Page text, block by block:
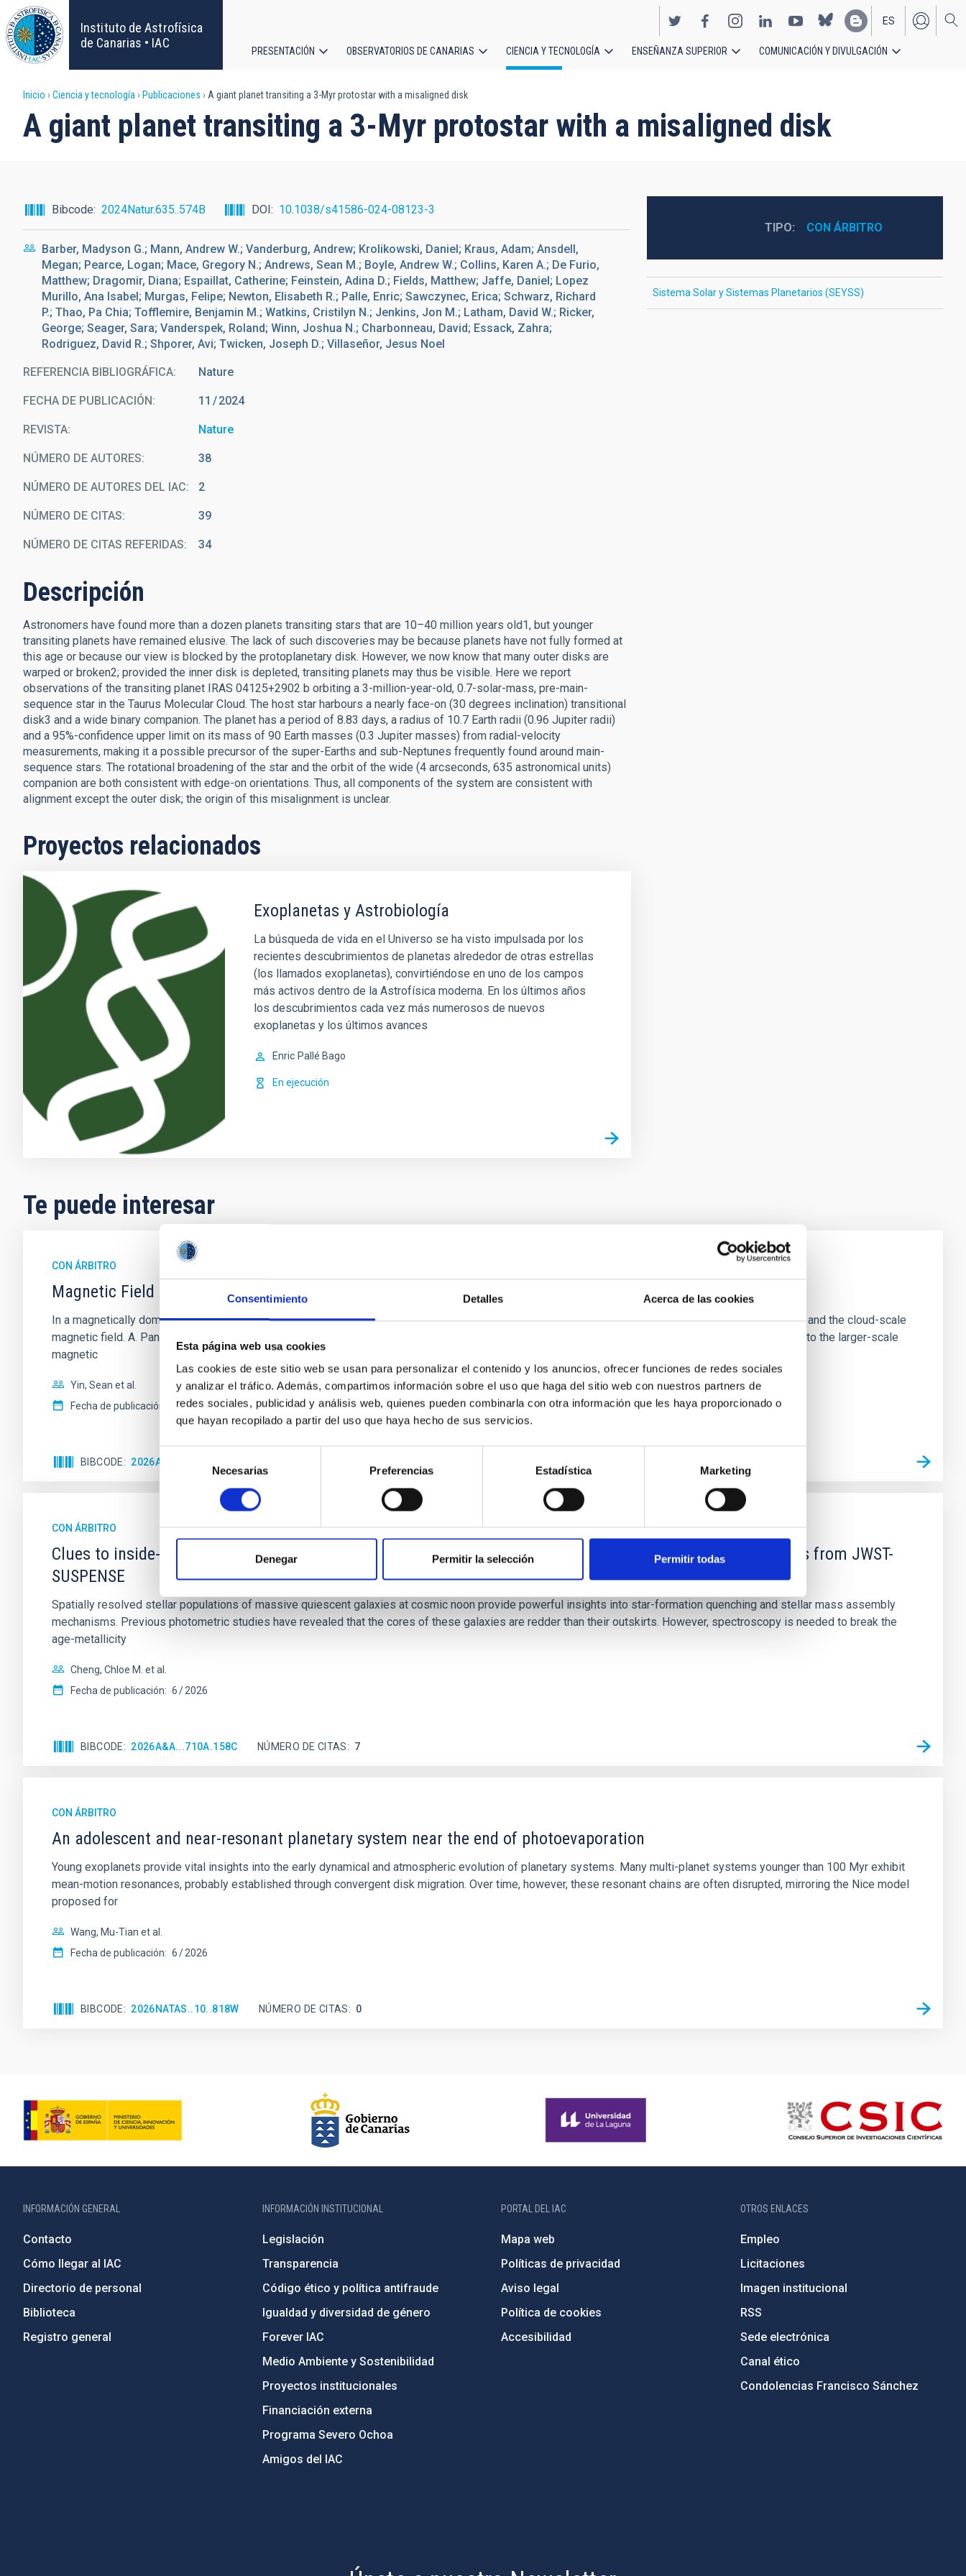
Consentimiento Detalles Acerca de las cookies
Esta página web usa cookies
Las cookies de este sitio web se usan para personalizar el contenido y los anuncios, ofrecer funciones de redes sociales
y analizar el tráfico. Además, compartimos información sobre el uso que haga del sitio web con nuestros partners de
redes sociales, publicidad y análisis web, quienes pueden combinarla con otra información que les haya proporcionado o
que hayan recopilado a partir del uso que haya hecho de sus servicios.
consentimiento
Necesarias Preferencias Estadística Marketing
Denegar Permitir la selección Permitir todas
Pasar
al
contenido
principal
Instituto de Astrofísica
de Canarias • IAC
EN
ES
principal
PRESENTACIÓN OBSERVATORIOS DE CANARIAS CIENCIA Y TECNOLOGÍA ENSEÑANZA SUPERIOR COMUNICACIÓN Y DIVULGACIÓN
Sobrescribir
enlaces
ayuda
a
navegación
Inicio Ciencia y tecnología Publicaciones A giant planet transiting a 3-Myr protostar with a misaligned disk
A giant planet transiting a 3-Myr protostar with a misaligned disk
Bibcode 2024Natur.635..574B DOI 10.1038/s41586-024-08123-3
Barber, Madyson G.; Mann, Andrew W.; Vanderburg, Andrew; Krolikowski, Daniel; Kraus, Adam; Ansdell,
Megan; Pearce, Logan; Mace, Gregory N.; Andrews, Sean M.; Boyle, Andrew W.; Collins, Karen A.; De Furio,
Matthew; Dragomir, Diana; Espaillat, Catherine; Feinstein, Adina D.; Fields, Matthew; Jaffe, Daniel; Lopez
Murillo, Ana Isabel; Murgas, Felipe; Newton, Elisabeth R.; Palle, Enric; Sawczynec, Erica; Schwarz, Richard
P.; Thao, Pa Chia; Tofflemire, Benjamin M.; Watkins, Cristilyn N.; Jenkins, Jon M.; Latham, David W.; Ricker,
George; Seager, Sara; Vanderspek, Roland; Winn, Joshua N.; Charbonneau, David; Essack, Zahra;
Rodriguez, David R.; Shporer, Avi; Twicken, Joseph D.; Villaseñor, Jesus Noel
REFERENCIA BIBLIOGRÁFICA Nature
FECHA DE PUBLICACIÓN: 11 2024
REVISTA Nature
NÚMERO DE AUTORES 38
NÚMERO DE AUTORES DEL IAC 2
NÚMERO DE CITAS 39
NÚMERO DE CITAS REFERIDAS 34
Descripción
Astronomers have found more than a dozen planets transiting stars that are 10–40 million years old1, but younger
transiting planets have remained elusive. The lack of such discoveries may be because planets have not fully formed at
this age or because our view is blocked by the protoplanetary disk. However, we now know that many outer disks are
warped or broken2; provided the inner disk is depleted, transiting planets may thus be visible. Here we report
observations of the transiting planet IRAS 04125+2902 b orbiting a 3-million-year-old, 0.7-solar-mass, pre-main-
sequence star in the Taurus Molecular Cloud. The host star harbours a nearly face-on (30 degrees inclination) transitional
disk3 and a wide binary companion. The planet has a period of 8.83 days, a radius of 10.7 Earth radii (0.96 Jupiter radii)
and a 95%-confidence upper limit on its mass of 90 Earth masses (0.3 Jupiter masses) from radial-velocity
measurements, making it a possible precursor of the super-Earths and sub-Neptunes frequently found around main-
sequence stars. The rotational broadening of the star and the orbit of the wide (4 arcseconds, 635 astronomical units)
companion are both consistent with edge-on orientations. Thus, all components of the system are consistent with
alignment except the outer disk; the origin of this misalignment is unclear.
Proyectos relacionados
Exoplanetas y Astrobiología
La búsqueda de vida en el Universo se ha visto impulsada por los
recientes descubrimientos de planetas alrededor de otras estrellas
(los llamados exoplanetas), convirtiéndose en uno de los campos
más activos dentro de la Astrofísica moderna. En los últimos años
los descubrimientos cada vez más numerosos de nuevos
exoplanetas y los últimos avances
Enric Pallé Bago
En ejecución
TIPO CON ÁRBITRO
Sistema Solar y Sistemas Planetarios (SEYSS)
Te puede interesar
CON ÁRBITRO
Magnetic Field Alignment with Dense Cores in the Transition between Cloud and Core Scales
In a magnetically dominated model of star formation, we expect to see alignments between the magnetic field orientation of star-forming dense cores and the cloud-scale
magnetic field. A. Pandhi et al. showed instead, however, that the orientation of cores and their angular momentum vectors appear random with respect to the larger-scale
magnetic
Yin, Sean et al.
Fecha de publicación:
5 2026
BIBCODE 2026APJ..1003...83Y
CON ÁRBITRO
Clues to inside-out quenching in quiescent galaxies at 1.2 ≲ z ≲ 2.2: Age, Fe-, and Mg-abundance gradients from JWST-
SUSPENSE
Spatially resolved stellar populations of massive quiescent galaxies at cosmic noon provide powerful insights into star-formation quenching and stellar mass assembly
mechanisms. Previous photometric studies have revealed that the cores of these galaxies are redder than their outskirts. However, spectroscopy is needed to break the
age-metallicity
Cheng, Chloe M. et al.
Fecha de publicación: 6 2026
BIBCODE 2026A&A...710A.158C NÚMERO DE CITAS 7
CON ÁRBITRO
An adolescent and near-resonant planetary system near the end of photoevaporation
Young exoplanets provide vital insights into the early dynamical and atmospheric evolution of planetary systems. Many multi-planet systems younger than 100 Myr exhibit
mean-motion resonances, probably established through convergent disk migration. Over time, however, these resonant chains are often disrupted, mirroring the Nice model
proposed for
Wang, Mu-Tian et al.
Fecha de publicación: 6 2026
BIBCODE 2026NATAS..10..818W NÚMERO DE CITAS 0
INFORMACIÓN GENERAL
Contacto
Cómo llegar al IAC
Directorio de personal
Biblioteca
Registro general
INFORMACIÓN INSTITUCIONAL
Legislación
Transparencia
Código ético y política antifraude
Igualdad y diversidad de género
Forever IAC
Medio Ambiente y Sostenibilidad
Proyectos institucionales
Financiación externa
Programa Severo Ochoa
Amigos del IAC
PORTAL DEL IAC
Mapa web
Políticas de privacidad
Aviso legal
Política de cookies
Accesibilidad
OTROS ENLACES
Empleo
Licitaciones
Imagen institucional
RSS
Sede electrónica
Canal ético
Condolencias Francisco Sánchez